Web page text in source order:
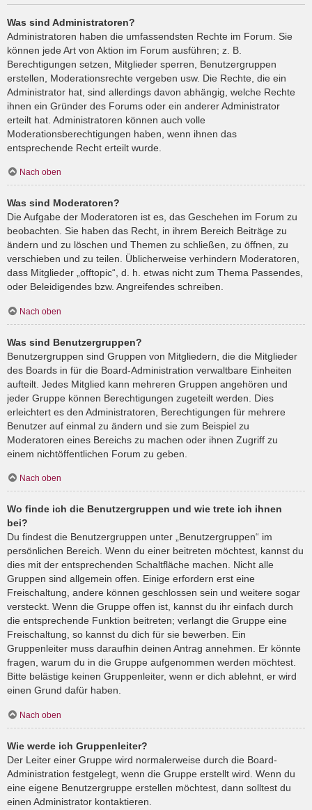
Was sind Administratoren?
Administratoren haben die umfassendsten Rechte im Forum. Sie
können jede Art von Aktion im Forum ausführen; z. B.
Berechtigungen setzen, Mitglieder sperren, Benutzergruppen
erstellen, Moderationsrechte vergeben usw. Die Rechte, die ein
Administrator hat, sind allerdings davon abhängig, welche Rechte
ihnen ein Gründer des Forums oder ein anderer Administrator
erteilt hat. Administratoren können auch volle
Moderationsberechtigungen haben, wenn ihnen das
entsprechende Recht erteilt wurde.
Nach oben
Was sind Moderatoren?
Die Aufgabe der Moderatoren ist es, das Geschehen im Forum zu
beobachten. Sie haben das Recht, in ihrem Bereich Beiträge zu
ändern und zu löschen und Themen zu schließen, zu öffnen, zu
verschieben und zu teilen. Üblicherweise verhindern Moderatoren,
dass Mitglieder „offtopic“, d. h. etwas nicht zum Thema Passendes,
oder Beleidigendes bzw. Angreifendes schreiben.
Nach oben
Was sind Benutzergruppen?
Benutzergruppen sind Gruppen von Mitgliedern, die die Mitglieder
des Boards in für die Board-Administration verwaltbare Einheiten
aufteilt. Jedes Mitglied kann mehreren Gruppen angehören und
jeder Gruppe können Berechtigungen zugeteilt werden. Dies
erleichtert es den Administratoren, Berechtigungen für mehrere
Benutzer auf einmal zu ändern und sie zum Beispiel zu
Moderatoren eines Bereichs zu machen oder ihnen Zugriff zu
einem nichtöffentlichen Forum zu geben.
Nach oben
Wo finde ich die Benutzergruppen und wie trete ich ihnen
bei?
Du findest die Benutzergruppen unter „Benutzergruppen“ im
persönlichen Bereich. Wenn du einer beitreten möchtest, kannst du
dies mit der entsprechenden Schaltfläche machen. Nicht alle
Gruppen sind allgemein offen. Einige erfordern erst eine
Freischaltung, andere können geschlossen sein und weitere sogar
versteckt. Wenn die Gruppe offen ist, kannst du ihr einfach durch
die entsprechende Funktion beitreten; verlangt die Gruppe eine
Freischaltung, so kannst du dich für sie bewerben. Ein
Gruppenleiter muss daraufhin deinen Antrag annehmen. Er könnte
fragen, warum du in die Gruppe aufgenommen werden möchtest.
Bitte belästige keinen Gruppenleiter, wenn er dich ablehnt, er wird
einen Grund dafür haben.
Nach oben
Wie werde ich Gruppenleiter?
Der Leiter einer Gruppe wird normalerweise durch die Board-
Administration festgelegt, wenn die Gruppe erstellt wird. Wenn du
eine eigene Benutzergruppe erstellen möchtest, dann solltest du
einen Administrator kontaktieren.